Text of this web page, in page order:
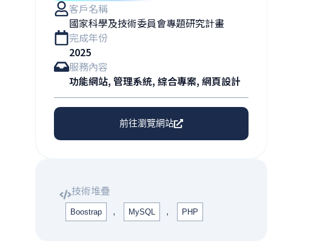
客戶名稱
國家科學及技術委員會專題研究計畫
完成年份
2025
服務內容
功能網站, 管理系統, 綜合專案, 網頁設計
前往瀏覽網站
技術堆疊
Boostrap , MySQL , PHP